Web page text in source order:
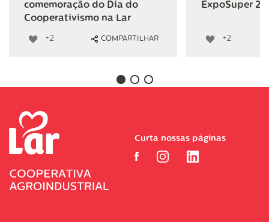
comemoração do Dia do
Cooperativismo na Lar
+2 COMPARTILHAR
ExpoSuper
+2
Curta nossas páginas